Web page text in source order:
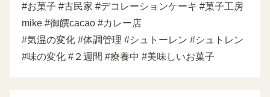
#お菓子 #古民家 #デコレーションケーキ #菓子工房
mike #御饌cacao #カレー店
#気温の変化 #体調管理 #シュトーレン #シュトレン
#味の変化 #２週間 #療養中 #美味しいお菓子